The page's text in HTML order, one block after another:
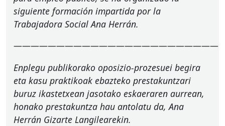
siguiente formación impartida por la
Trabajadora Social Ana Herrán.
————————————————————————
Enplegu publikorako oposizio-prozesuei begira
eta kasu praktikoak ebazteko prestakuntzari
buruz ikastetxean jasotako eskaeraren aurrean,
honako prestakuntza hau antolatu da, Ana
Herrán Gizarte Langilearekin.